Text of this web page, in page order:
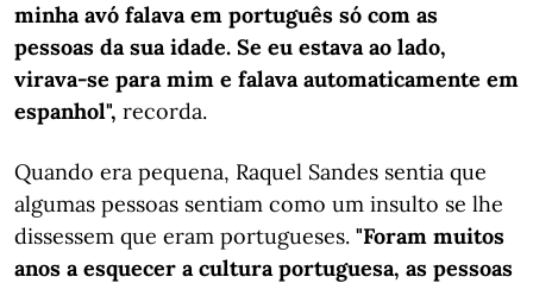
minha avó falava em português só com as
pessoas da sua idade. Se eu estava ao lado,
virava-se para mim e falava automaticamente em
espanhol", recorda.
Quando era pequena, Raquel Sandes sentia que
algumas pessoas sentiam como um insulto se lhe
dissessem que eram portugueses. "Foram muitos
anos a esquecer a cultura portuguesa, as pessoas